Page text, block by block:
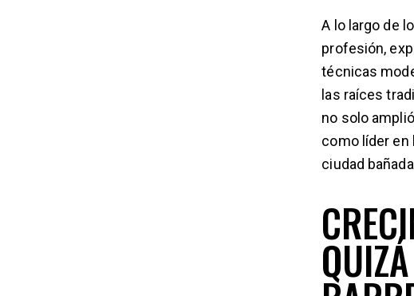
A lo largo de
profesión,
técnicas
las raíces
no solo
como líder en
ciudad